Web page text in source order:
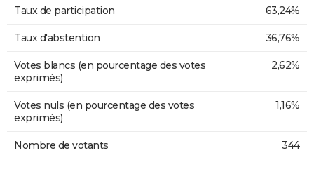
Taux de participation 63,24%
Taux d'abstention 36,76%
Votes blancs (en pourcentage des votes
exprimés)
2,62%
Votes nuls (en pourcentage des votes
exprimés)
1,16%
Nombre de votants 344